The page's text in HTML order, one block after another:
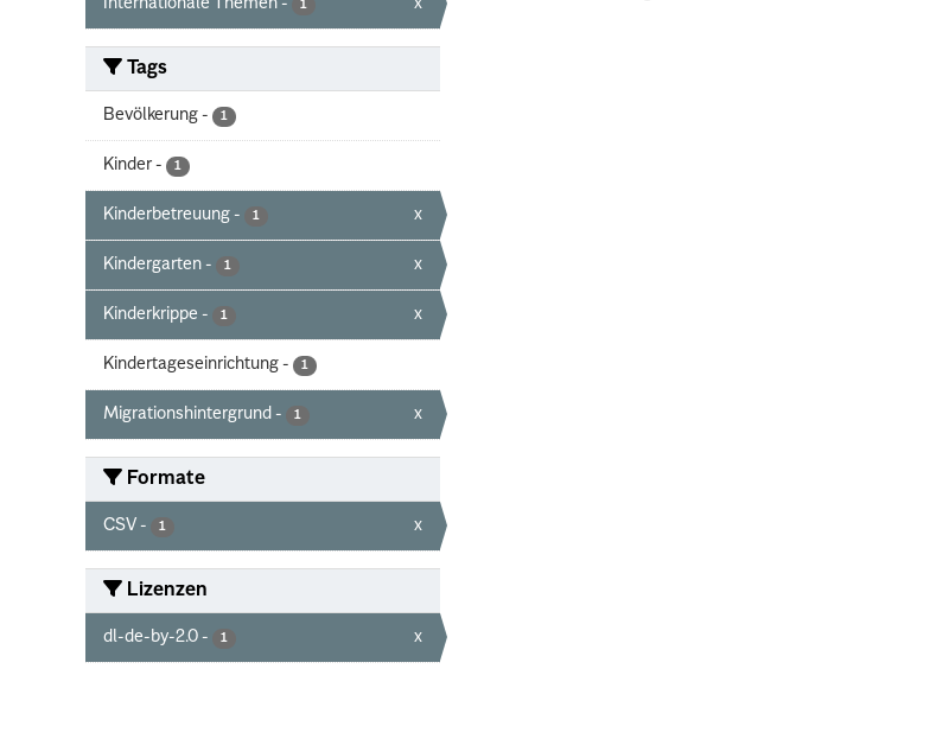
1
Tags
Bevölkerung - 1
Kinder - 1
Kinderbetreuung - 1 x
Kindergarten - 1 x
Kinderkrippe - 1 x
Kindertageseinrichtung - 1
Migrationshintergrund - 1 x
Formate
CSV - 1 x
Lizenzen
dl-de-by-2.0 - 1 x